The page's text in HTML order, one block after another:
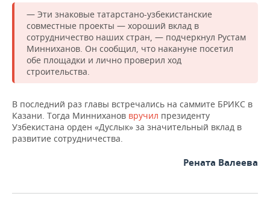
— Эти знаковые татарстано-узбекистанские
совместные проекты — хороший вклад в
сотрудничество наших стран, — подчеркнул Рустам
Минниханов. Он сообщил, что накануне посетил
обе площадки и лично проверил ход
строительства.
В последний раз главы встречались на саммите БРИКС в
Казани. Тогда Минниханов вручил президенту
Узбекистана орден «Дуслык» за значительный вклад в
развитие сотрудничества.
Рената Валеева